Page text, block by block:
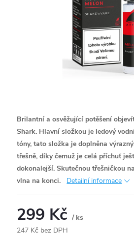
Brilantní a osvěžující potěšení
Shark. Hlavní složkou je ledový
tóny, tato složka je doplněna
třešně, díky čemuž je celá příchuť
dokonalejší. Skutečnou třešničkou
vlna na konci.
Detailní informace
299 Kč/ ks
247 Kč bez DPH